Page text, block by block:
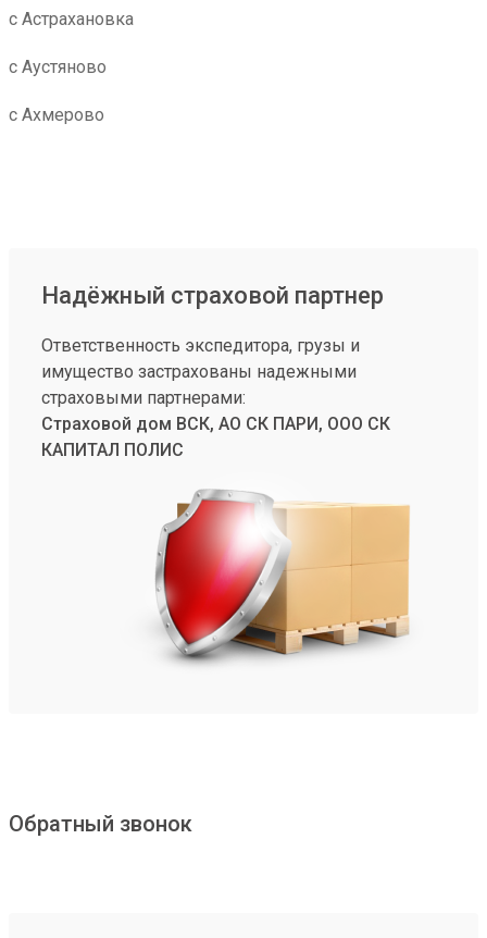
с Астрахановка
с Аустяново
с Ахмерово
Надёжный страховой партнер
Ответственность экспедитора, грузы и
имущество застрахованы надежными
страховыми партнерами:
Страховой дом ВСК, АО СК ПАРИ, ООО СК
КАПИТАЛ ПОЛИС
Обратный звонок